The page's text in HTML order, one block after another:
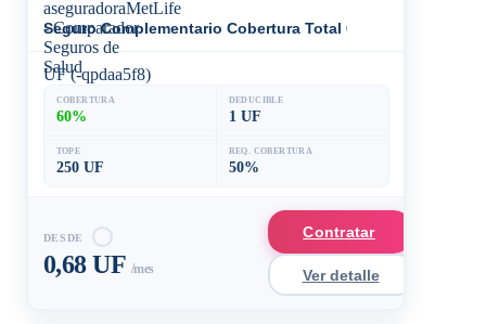
Seguro Complementario Cobertura Total 60%
UF (-qpdaa5f8)
COBERTURA
60%
DEDUCIBLE
1 UF
TOPE
250 UF
REQ. COBERTURA
50%
DESDE
0,68 UF /mes
Contratar
Ver detalle